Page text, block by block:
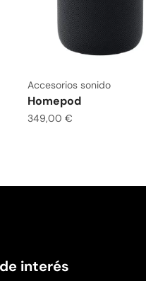
Accesorios sonido
Homepod
349,00 €
interés